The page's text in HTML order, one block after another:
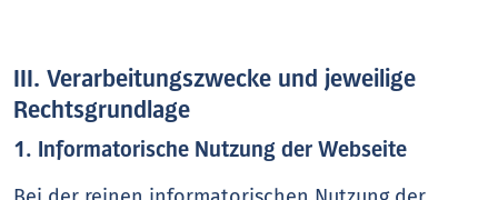
III. Verarbeitungszwecke und jeweilige
Rechtsgrundlage
1. Informatorische Nutzung der Webseite